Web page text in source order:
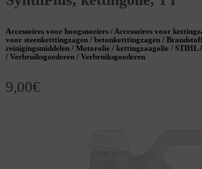
Accessoires voor hoogsnoeiers / Accessoires voor
voor steenketttingzagen / betonketttingzagen /
reinigingsmiddelen / Motorolie / kettingzaagolie / STIHL
/ Verbruiksgoederen / Verbruiksgoederen
9,00€